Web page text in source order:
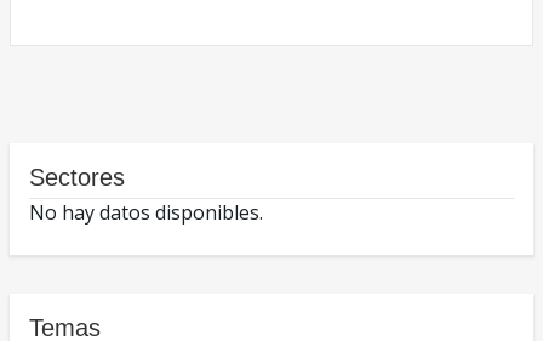
Sectores
No hay datos disponibles.
Temas